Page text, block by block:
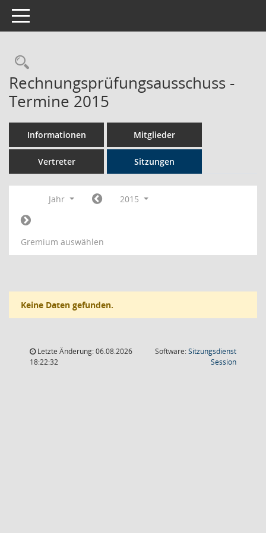
Toggle navigation
Rechercheauswahl
Rechnungsprüfungsausschuss -
Termine 2015
Informationen Mitglieder
Vertreter Sitzungen
Jahr 2015
Gremium auswählen
Keine Daten gefunden.
Letzte Änderung: 06.08.2026
18:22:32
Software:Sitzungsdienst
Session(Wird in